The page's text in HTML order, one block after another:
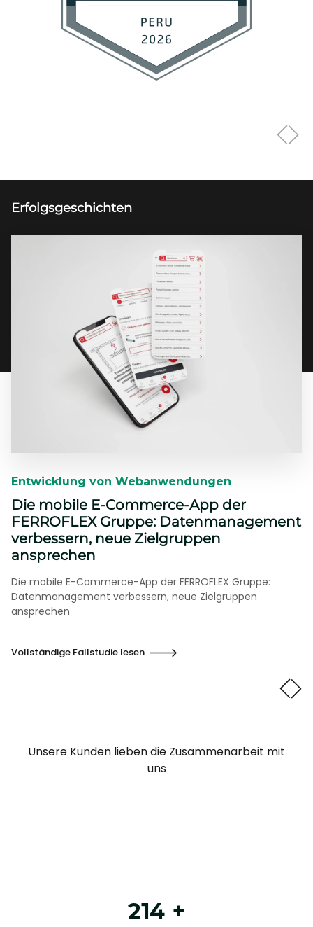
Erfolgsgeschichten
Entwicklung von Webanwendungen
Die mobile E-Commerce-App der
FERROFLEX Gruppe: Datenmanagement
verbessern, neue Zielgruppen
ansprechen
Die mobile E-Commerce-App der FERROFLEX Gruppe:
Datenmanagement verbessern, neue Zielgruppen
ansprechen
Vollständige Fallstudie lesen
Unsere Kunden lieben die Zusammenarbeit mit
uns
214 +